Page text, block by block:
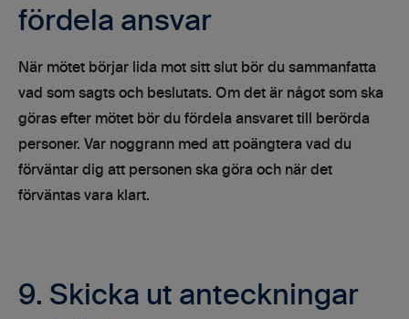
fördela ansvar
När mötet börjar lida mot sitt slut bör du sammanfatta
vad som sagts och beslutats. Om det är något som ska
göras efter mötet bör du fördela ansvaret till berörda
personer. Var noggrann med att poängtera vad du
förväntar dig att personen ska göra och när det
förväntas vara klart.
9. Skicka ut anteckningar